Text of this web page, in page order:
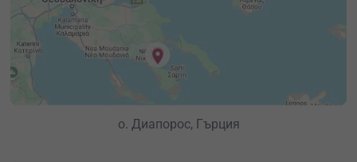
о. Диапорос, Гърция